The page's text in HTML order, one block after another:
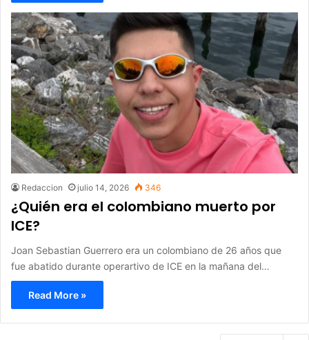
Redaccion julio 14, 2026 346
¿Quién era el colombiano muerto por
ICE?
Joan Sebastian Guerrero era un colombiano de 26 años que
fue abatido durante operartivo de ICE en la mañana del…
Read More »